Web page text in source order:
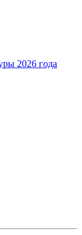
2026 года